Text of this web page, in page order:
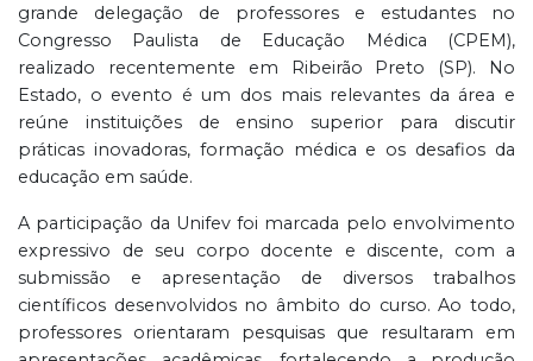
grande delegação de professores e estudantes no
Congresso Paulista de Educação Médica (CPEM),
realizado recentemente em Ribeirão Preto (SP). No
Estado, o evento é um dos mais relevantes da área e
reúne instituições de ensino superior para discutir
práticas inovadoras, formação médica e os desafios da
educação em saúde.
A participação da Unifev foi marcada pelo envolvimento
expressivo de seu corpo docente e discente, com a
submissão e apresentação de diversos trabalhos
científicos desenvolvidos no âmbito do curso. Ao todo,
professores orientaram pesquisas que resultaram em